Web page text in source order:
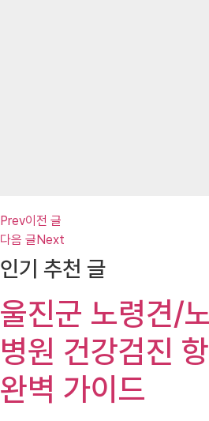
Prev이전 글
다음 글Next
인기 추천 글
울진군 노령견/
병원 건강검진
완벽 가이드